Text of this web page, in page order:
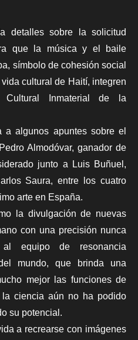
detalles sobre la solicitud
que la música y el baile
símbolo de cohesión social
cultural de Haití, integren
Inmaterial de la
a algunos apuntes sobre el
Almodóvar, ganador de
junto a Luis Buñuel,
Saura, entre los cuatro
arte en España.
la divulgaciónde nuevas
con una precisión nunca
equipo de resonancia
mundo, que brinda una
mejor las funciones de
ciencia aún no ha podido
su potencial.
a recrearse con imágenes